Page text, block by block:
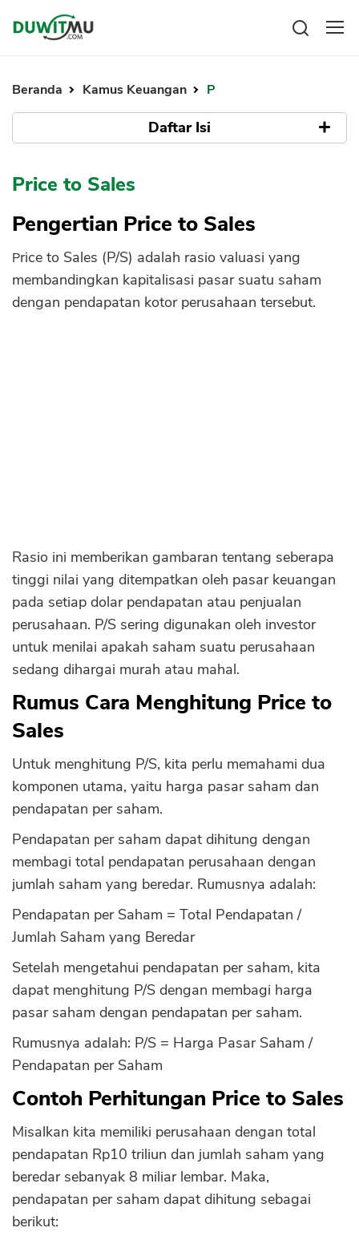
Investasi
Pengeluaran
Asuransi
Mengelola keuangan
Kartu Kredit
KPR
Pinjaman Online
Hutang
Pinjaman
Kartu Kredit
KTA
KPR
Kredit Usaha
Asuransi Jiwa
Asuransi Kesehatan
Asuransi Syariah
Beranda Kamus Keuangan P
Daftar Isi
Contoh Perhitungan Price to Sales
Kenapa Penting Price to Sales dalam
Analisis Saham
Kekuatan dan Kelemahan Price to Sales
Price to Sales
Pengertian Price to Sales
Price to Sales (P/S) adalah rasio valuasi yang
membandingkan kapitalisasi pasar suatu saham
dengan pendapatan kotor perusahaan tersebut.
Rasio ini memberikan gambaran tentang seberapa
tinggi nilai yang ditempatkan oleh pasar keuangan
pada setiap dolar pendapatan atau penjualan
perusahaan. P/S sering digunakan oleh investor
untuk menilai apakah saham suatu perusahaan
sedang dihargai murah atau mahal.
Rumus Cara Menghitung Price to
Sales
Untuk menghitung P/S, kita perlu memahami dua
komponen utama, yaitu harga pasar saham dan
pendapatan per saham.
Pendapatan per saham dapat dihitung dengan
membagi total pendapatan perusahaan dengan
jumlah saham yang beredar. Rumusnya adalah:
Pendapatan per Saham = Total Pendapatan /
Jumlah Saham yang Beredar
Setelah mengetahui pendapatan per saham, kita
dapat menghitung P/S dengan membagi harga
pasar saham dengan pendapatan per saham.
Rumusnya adalah: P/S = Harga Pasar Saham /
Pendapatan per Saham
Contoh Perhitungan Price to Sales
Misalkan kita memiliki perusahaan dengan total
pendapatan Rp10 triliun dan jumlah saham yang
beredar sebanyak 8 miliar lembar. Maka,
pendapatan per saham dapat dihitung sebagai
berikut: